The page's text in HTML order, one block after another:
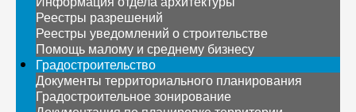
Реестры разрешений
Реестры уведомлений о строительстве
Помощь малому и среднему бизнесу
Градостроительство
Документы территориального планирования
Градостроительное зонирование